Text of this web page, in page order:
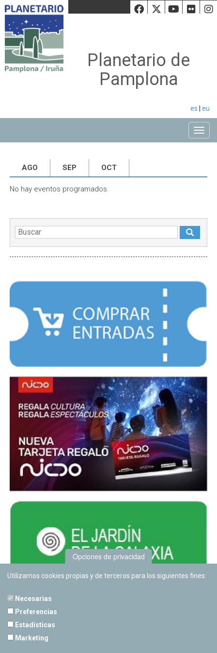
Facebook
Twiiter
Planetario de
Pamplona
es eu
AGO SEP OCT
No hay eventos programados.
Opciones de privacidad
Utilizamos cookies propias y de terceros para los siguientes fines:
Necesarias
Preferencias
Estadísticas
Marketing